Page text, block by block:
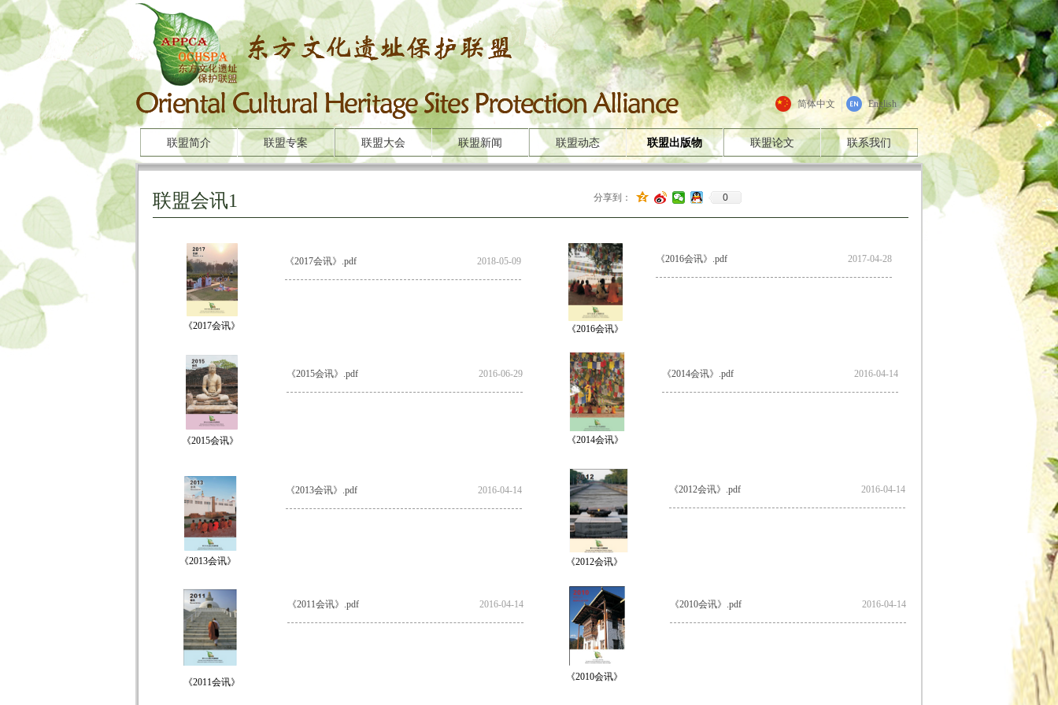
简体中文 English
联盟简介 联盟专案 联盟大会 联盟新闻 联盟动态 联盟出版物 联盟论文 联系我们
联盟会讯1 分享到： 0
《2014会讯》
2016-04-14
《2014会讯》.pdf
《2013会讯》
2016-04-14
《2013会讯》.pdf
《2012会讯》
2016-04-14
《2012会讯》.pdf
《2011会讯》
2016-04-14
《2011会讯》.pdf
《2010会讯》
2016-06-29
《2015会讯》.pdf
《2017会讯》
2017-04-28
《2016会讯》.pdf
2016-04-14
《2010会讯》.pdf
《2015会讯》
《2016会讯》
2018-05-09
《2017会讯》.pdf